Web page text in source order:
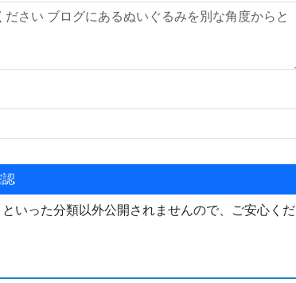
認
いった分類以外公開されませんので、ご安心くだ